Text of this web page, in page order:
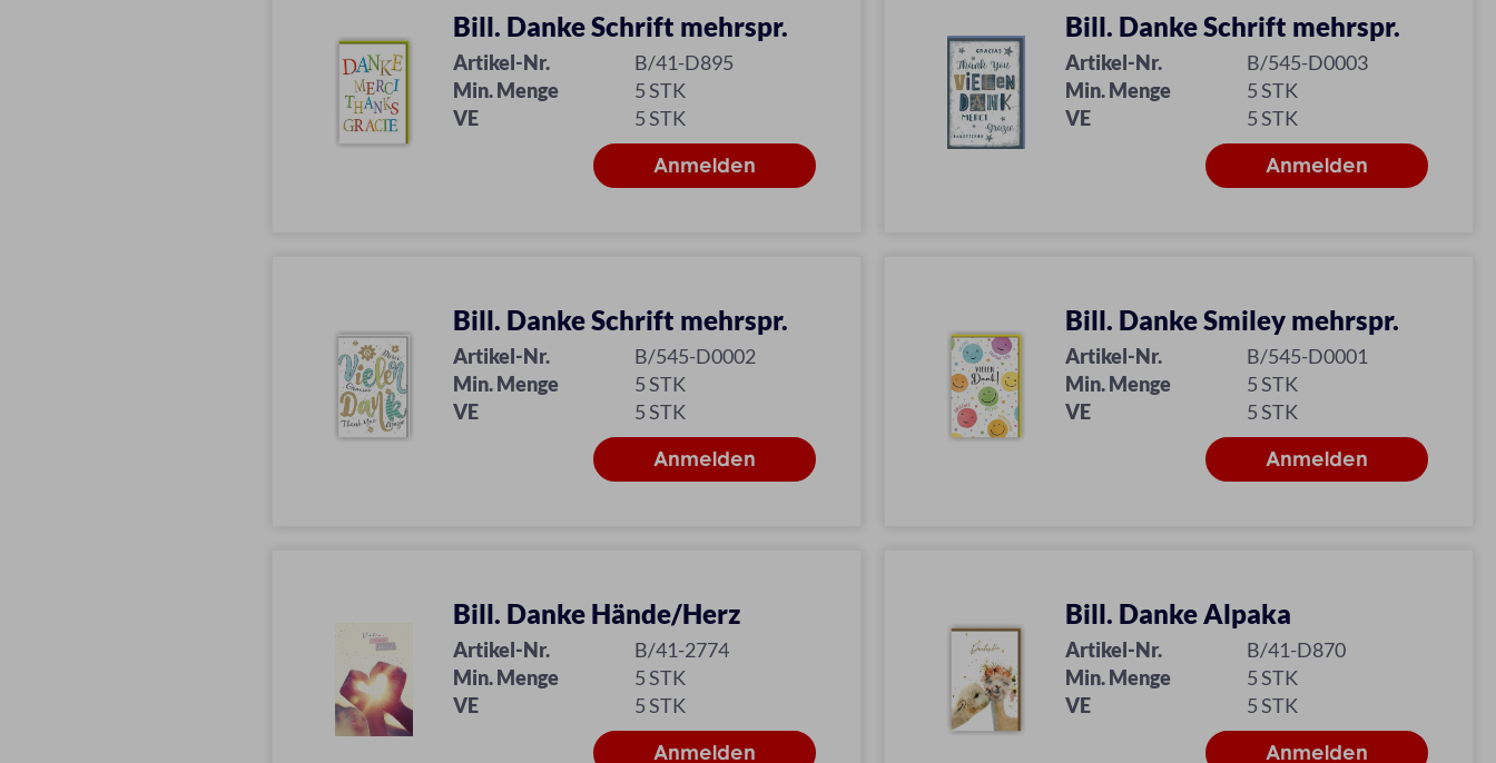
Bill. Danke Schrift mehrspr.
Artikel-Nr.
B/41-D895
Min. Menge
5 STK
VE
5 STK
Bill. Danke Schrift mehrspr.
Artikel-Nr.
B/545-D0003
Min. Menge
5 STK
VE
5 STK
Bill. Danke Schrift mehrspr.
Artikel-Nr.
B/545-D0002
Min. Menge
5 STK
VE
5 STK
Bill. Danke Smiley mehrspr.
Artikel-Nr.
B/545-D0001
Min. Menge
5 STK
VE
5 STK
Bill. Danke Hände/Herz
Artikel-Nr.
B/41-2774
Min. Menge
5 STK
VE
5 STK
Bill. Danke Alpaka
Artikel-Nr.
B/41-D870
Min. Menge
5 STK
VE
5 STK